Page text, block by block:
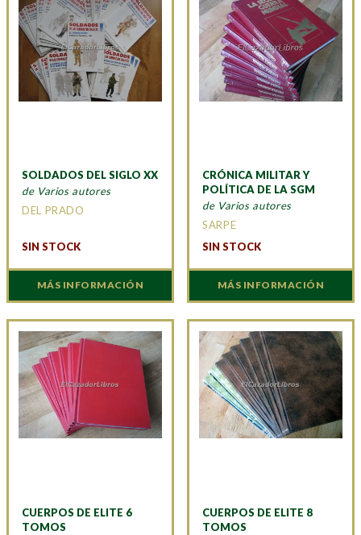
SOLDADOS DEL SIGLO XX
de Varios autores
DEL PRADO
SIN STOCK
MÁS INFORMACIÓN
CRÓNICA MILITAR Y
POLÍTICA DE LA SGM
de Varios autores
SARPE
SIN STOCK
MÁS INFORMACIÓN
CUERPOS DE ELITE 6
TOMOS
CUERPOS DE ELITE 8
TOMOS